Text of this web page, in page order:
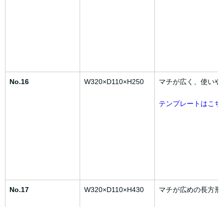
No.16 W320×D110×H250 マチが広く、使い
テンプレートはこ
No.17 W320×D110×H430 マチが広めの長方